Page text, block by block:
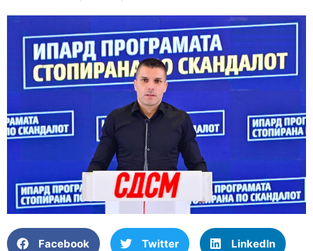
Facebook Twitter LinkedIn